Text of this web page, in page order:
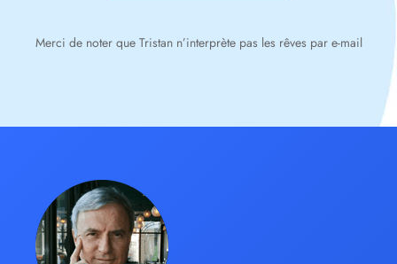
Merci de noter que Tristan n’interprète pas les rêves par e-mail